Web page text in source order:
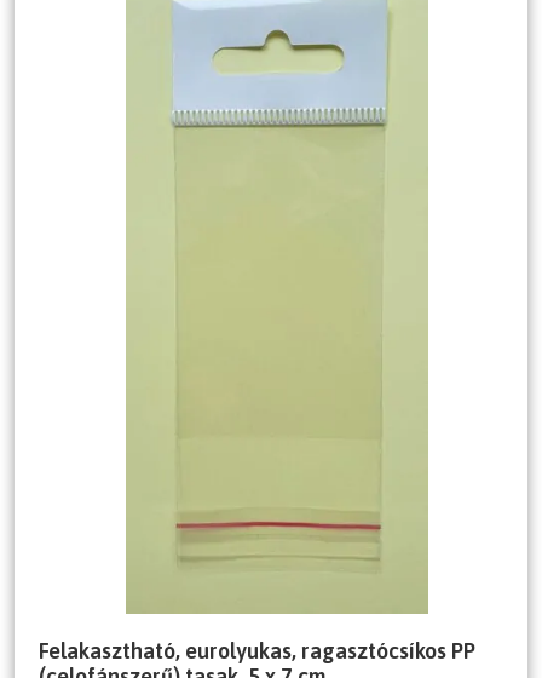
Felakasztható, eurolyukas, ragasztócsíkos PP